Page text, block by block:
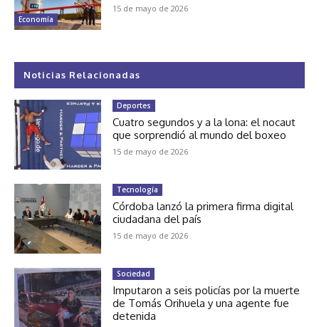
Economía
15 de mayo de 2026
Noticias Relacionadas
Deportes
Cuatro segundos y a la lona: el nocaut
que sorprendió al mundo del boxeo
15 de mayo de 2026
Tecnología
Córdoba lanzó la primera firma digital
ciudadana del país
15 de mayo de 2026
Sociedad
Imputaron a seis policías por la muerte
de Tomás Orihuela y una agente fue
detenida